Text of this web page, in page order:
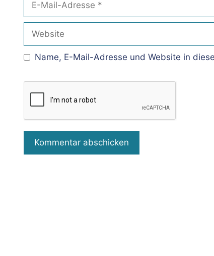
Mail-
Adresse
Name, E-Mail-Adresse und Website in